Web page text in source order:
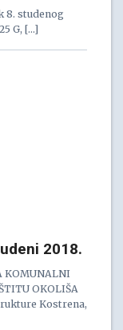
8. studenog
G, […]
2018.
KOMUNALNI
OKOLIŠA
Kostrena,